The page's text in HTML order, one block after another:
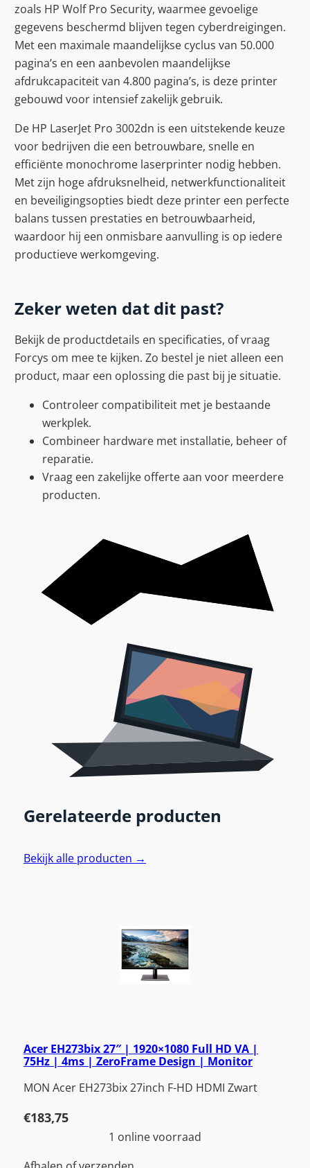
zoals HP Wolf Pro Security, waarmee gevoelige
gegevens beschermd blijven tegen cyberdreigingen.
Met een maximale maandelijkse cyclus van 50.000
pagina’s en een aanbevolen maandelijkse
afdrukcapaciteit van 4.800 pagina’s, is deze printer
gebouwd voor intensief zakelijk gebruik.
De HP LaserJet Pro 3002dn is een uitstekende keuze
voor bedrijven die een betrouwbare, snelle en
efficiënte monochrome laserprinter nodig hebben.
Met zijn hoge afdruksnelheid, netwerkfunctionaliteit
en beveiligingsopties biedt deze printer een perfecte
balans tussen prestaties en betrouwbaarheid,
waardoor hij een onmisbare aanvulling is op iedere
productieve werkomgeving.
Zeker weten dat dit past?
Bekijk de productdetails en specificaties, of vraag
Forcys om mee te kijken. Zo bestel je niet alleen een
product, maar een oplossing die past bij je situatie.
Controleer compatibiliteit met je bestaande
werkplek.
Combineer hardware met installatie, beheer of
reparatie.
Vraag een zakelijke offerte aan voor meerdere
producten.
Gerelateerde producten
Bekijk alle producten →
Acer EH273bix 27″ | 1920×1080 Full HD VA |
75Hz | 4ms | ZeroFrame Design | Monitor
MON Acer EH273bix 27inch F-HD HDMI Zwart
€183,75
1 online voorraad